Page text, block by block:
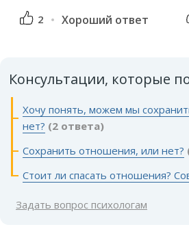
2 Хороший ответ
Консультации, которые
Хочу понять, можем мы
нет? (2 ответа)
Сохранить отношения, или нет?
Стоит ли спасать отношения?
Задать вопрос психологам